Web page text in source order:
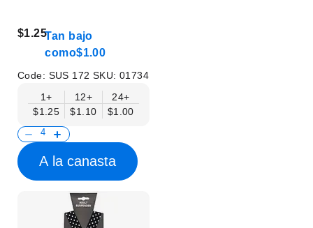
$1.25Tan bajo
como$1.00
Code: SUS 172 SKU:01734
1+
$1.25
12+
$1.10
24+
$1.00
A la canasta